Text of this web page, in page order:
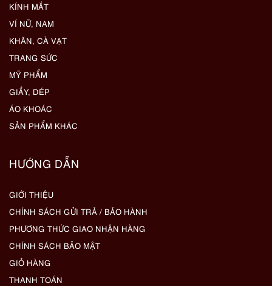
KÍNH MẮT
VÍ NỮ, NAM
KHĂN, CÀ VẠT
TRANG SỨC
MỸ PHẨM
GIẦY, DÉP
ÁO KHOÁC
SẢN PHẨM KHÁC
HƯỚNG DẪN
GIỚI THIỆU
CHÍNH SÁCH GỬI TRẢ / BẢO HÀNH
PHƯƠNG THỨC GIAO NHẬN HÀNG
CHÍNH SÁCH BẢO MẬT
GIỎ HÀNG
THANH TOÁN